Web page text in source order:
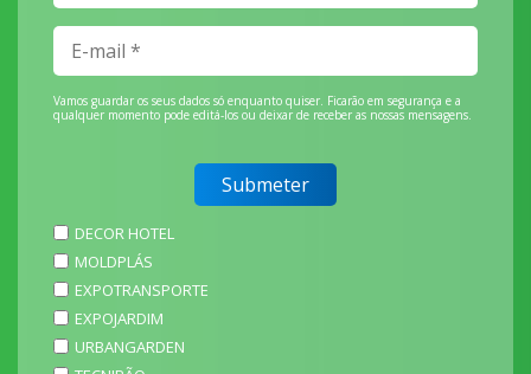
Vamos guardar os seus dados só enquanto quiser. Ficarão em segurança e a
qualquer momento pode editá-los ou deixar de receber as nossas mensagens.
DECOR HOTEL
MOLDPLÁS
EXPOTRANSPORTE
EXPOJARDIM
URBANGARDEN